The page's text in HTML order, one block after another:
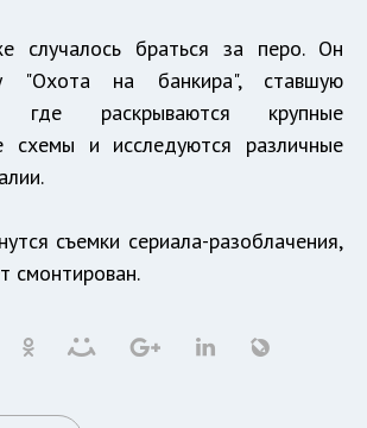
случалось браться за перо. Он
"Охота на банкира", ставшую
где раскрываются крупные
схемы и исследуются различные
съемки сериала-разоблачения,
смонтирован.